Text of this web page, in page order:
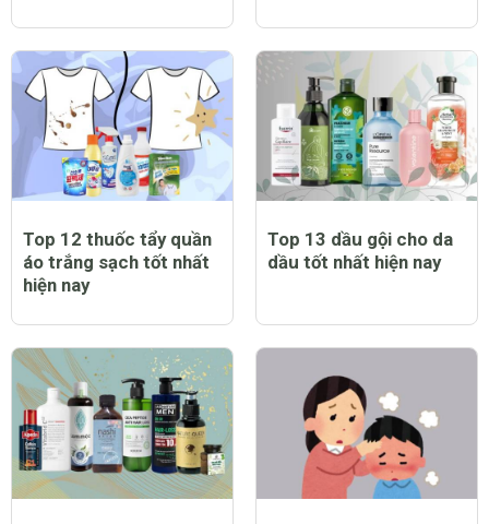
Top 12 thuốc tẩy quần
áo trắng sạch tốt nhất
hiện nay
Top 13 dầu gội cho da
dầu tốt nhất hiện nay